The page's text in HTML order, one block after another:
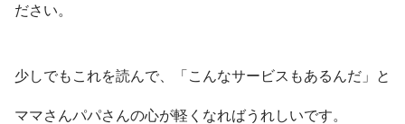
ださい。
少しでもこれを読んで、「こんなサービスもあるんだ」と
ママさんパパさんの心が軽くなればうれしいです。